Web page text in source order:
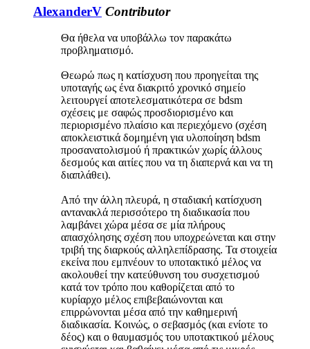
AlexanderV Contributor
Θα ήθελα να υποβάλλω τον παρακάτω
προβληματισμό.
Θεωρώ πως η κατίσχυση που προηγείται της
υποταγής ως ένα διακριτό χρονικό σημείο
λειτουργεί αποτελεσματικότερα σε bdsm
σχέσεις με σαφώς προσδιορισμένο και
περιορισμένο πλαίσιο και περιεχόμενο (σχέση
αποκλειστικά δομημένη για υλοποίηση bdsm
προσανατολισμού ή πρακτικών χωρίς άλλους
δεσμούς και αιτίες που να τη διαπερνά και να τη
διαπλάθει).
Από την άλλη πλευρά, η σταδιακή κατίσχυση
αντανακλά περισσότερο τη διαδικασία που
λαμβάνει χώρα μέσα σε μία πλήρους
απασχόλησης σχέση που υποχρεώνεται και στην
τριβή της διαρκούς αλληλεπίδρασης. Τα στοιχεία
εκείνα που εμπνέουν το υποτακτικό μέλος να
ακολουθεί την κατεύθυνση του συσχετισμού
κατά τον τρόπο που καθορίζεται από το
κυρίαρχο μέλος επιβεβαιώνονται και
επιρρώνονται μέσα από την καθημερινή
διαδικασία. Κοινώς, ο σεβασμός (και ενίοτε το
δέος) και ο θαυμασμός του υποτακτικού μέλους